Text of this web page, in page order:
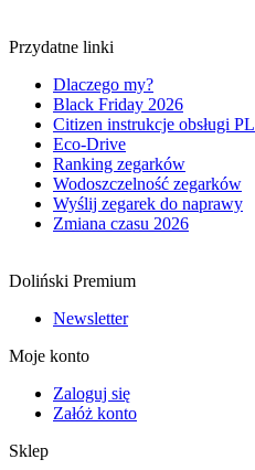
Przydatne linki
Dlaczego my?
Black Friday 2026
Citizen instrukcje obsługi PL
Eco-Drive
Ranking zegarków
Wodoszczelność zegarków
Wyślij zegarek do naprawy
Zmiana czasu 2026
Doliński Premium
Newsletter
Moje konto
Zaloguj się
Załóż konto
Sklep